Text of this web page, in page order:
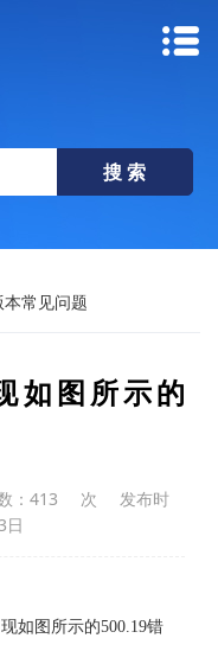
常见问题
如图所示的
： 413 次
发布时
日
如图所示的500.19错